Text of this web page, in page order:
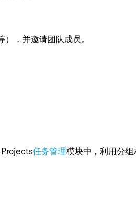
，并邀请团队成员。
Projects任务管理模块中，利用分